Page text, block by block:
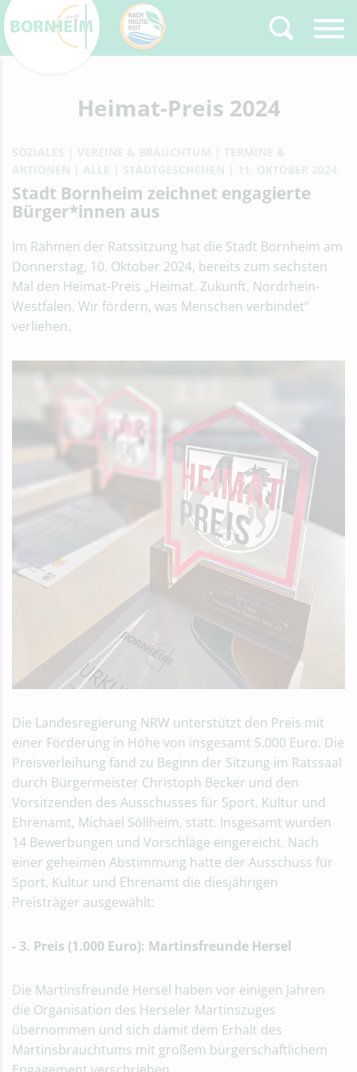
Type 2 or more
characters for results.
Heimat-Preis 2024
Stadt Bornheim zeichnet engagierte
Bürger*innen aus
Im Rahmen der Ratssitzung hat die Stadt Bornheim am
Donnerstag, 10. Oktober 2024, bereits zum sechsten
Mal den Heimat-Preis „Heimat. Zukunft. Nordrhein-
Westfalen. Wir fördern, was Menschen verbindet“
verliehen.
Die Landesregierung NRW unterstützt den Preis mit
einer Förderung in Höhe von insgesamt 5.000 Euro. Die
Preisverleihung fand zu Beginn der Sitzung im Ratssaal
durch Bürgermeister Christoph Becker und den
Vorsitzenden des Ausschusses für Sport, Kultur und
Ehrenamt, Michael Söllheim, statt. Insgesamt wurden
14 Bewerbungen und Vorschläge eingereicht. Nach
einer geheimen Abstimmung hatte der Ausschuss für
Sport, Kultur und Ehrenamt die diesjährigen
Preisträger ausgewählt:
- 3. Preis (1.000 Euro): Martinsfreunde Hersel
Die Martinsfreunde Hersel haben vor einigen Jahren
die Organisation des Herseler Martinszuges
übernommen und sich damit dem Erhalt des
Martinsbrauchtums mit großem bürgerschaftlichem